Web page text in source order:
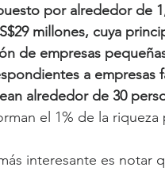
por alrededor de
millones, cuya
de empresas
a empresas
alrededor de 30
el 1% de la
interesante es notar